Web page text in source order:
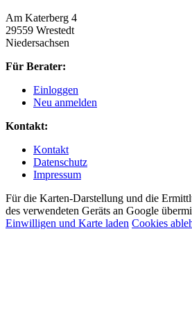
Am Katerberg 4
29559 Wrestedt
Niedersachsen
Für Berater:
Einloggen
Neu anmelden
Kontakt:
Kontakt
Datenschutz
Impressum
Für die Karten-Darstellung und die
des verwendeten Geräts an Google
Einwilligen und Karte laden Cookies